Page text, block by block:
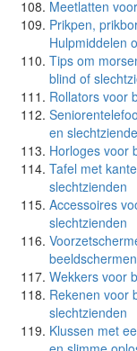
Meetlatten
Prikpen,
Hulpmiddelen
Tips om
blind of
Rollators voor
en
Horloges voor
Tafel met
slechtzienden
Accessoires
slechtzienden
beeldschermen
Wekkers voor
Rekenen voor
slechtzienden
Klussen met